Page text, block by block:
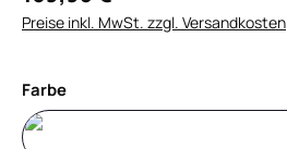
Preise inkl. MwSt. zzgl. Versandkosten
Farbeauswählen